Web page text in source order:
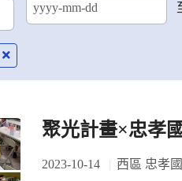
結束日期
聚光計畫×忠孝
2023-10-14 西區 忠孝